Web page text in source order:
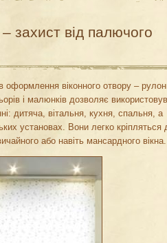
захист від палючого
оформлення віконного отвору –
і малюнків дозволяє
дитяча, вітальня, кухня, спальня, а
установах. Вони легко кріпляться
або навіть мансардного вікна.